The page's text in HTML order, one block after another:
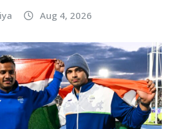
Aug 4, 2026